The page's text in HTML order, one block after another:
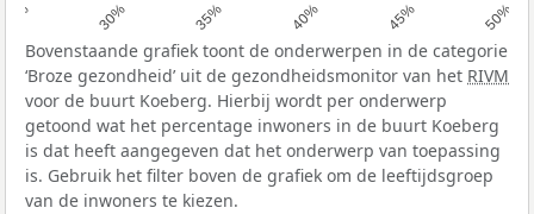
25% 30% 35% 40% 45% 50%
Bovenstaande grafiek toont de onderwerpen in de categorie
‘Broze gezondheid’ uit de gezondheidsmonitor van het RIVM
voor de buurt Koeberg. Hierbij wordt per onderwerp
getoond wat het percentage inwoners in de buurt Koeberg
is dat heeft aangegeven dat het onderwerp van toepassing
is. Gebruik het filter boven de grafiek om de leeftijdsgroep
van de inwoners te kiezen.